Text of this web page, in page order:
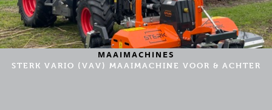
MAAIMACHINES
STERK VARIO (VAV) MAAIMACHINE VOOR & ACHTER